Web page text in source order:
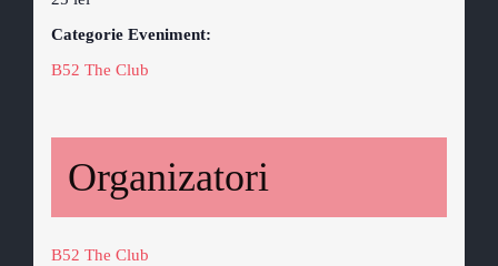
Categorie Eveniment:
B52 The Club
Organizatori
B52 The Club